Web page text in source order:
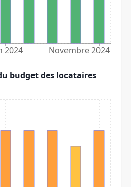
2024 Novembre 2024
budget des locataires